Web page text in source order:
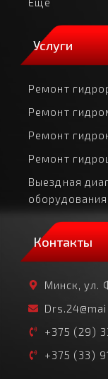
Услуги
Ремонт
Ремонт
Ремонт
Ремонт
Выездная
оборудования
Контакты
Минск, ул.
+375 (29)
+375 (33)